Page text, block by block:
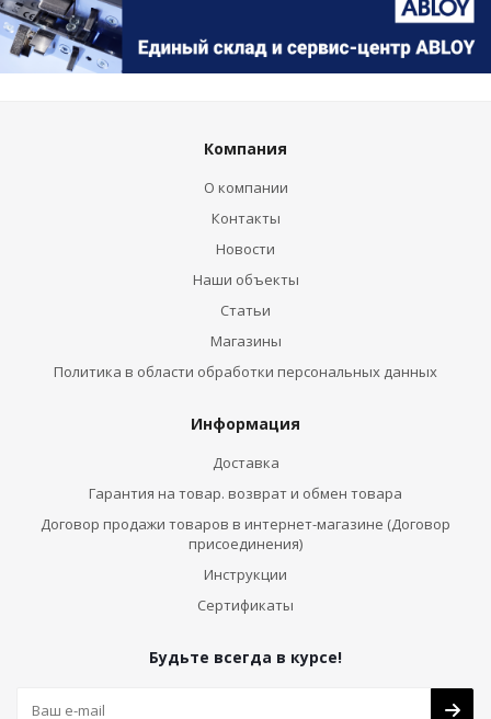
Компания
О компании
Контакты
Новости
Наши объекты
Статьи
Магазины
Политика в области обработки персональных данных
Информация
Доставка
Гарантия на товар. возврат и обмен товара
Договор продажи товаров в интернет-магазине (Договор
присоединения)
Инструкции
Сертификаты
Будьте всегда в курсе!